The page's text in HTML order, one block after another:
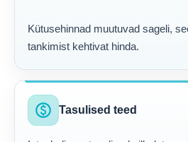
Kütusehinnad muutuvad sageli,
tankimist kehtivat hinda.
paid Tasulised teed